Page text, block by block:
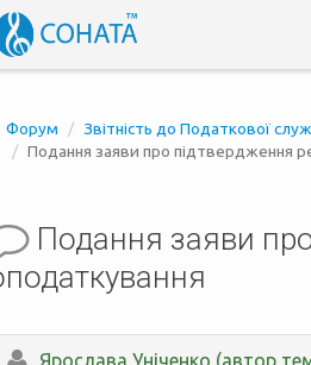
Форум
Звітність до Податкової
Подання заяви про підтвердження
Подання заяви
Ярослава Уніченко (автор